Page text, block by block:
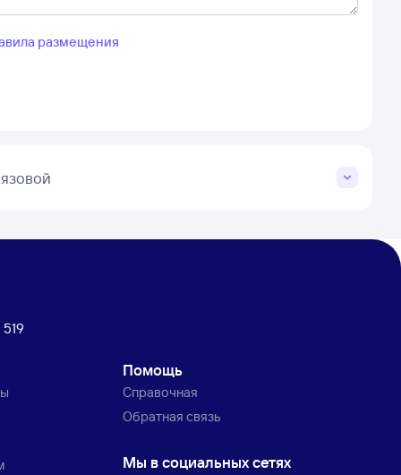
размещения
Помощь
Справочная
Обратная связь
Мы в социальных сетях